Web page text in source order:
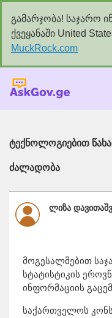
გამარჯობა! საჯარო
ქვეყანაში United
MuckRock.com
ტექნოლოგიებით
ძალადობა
ლიზა
მოგესალმებით
სტატისტიკის
ინფორმაციის
საქართველოს